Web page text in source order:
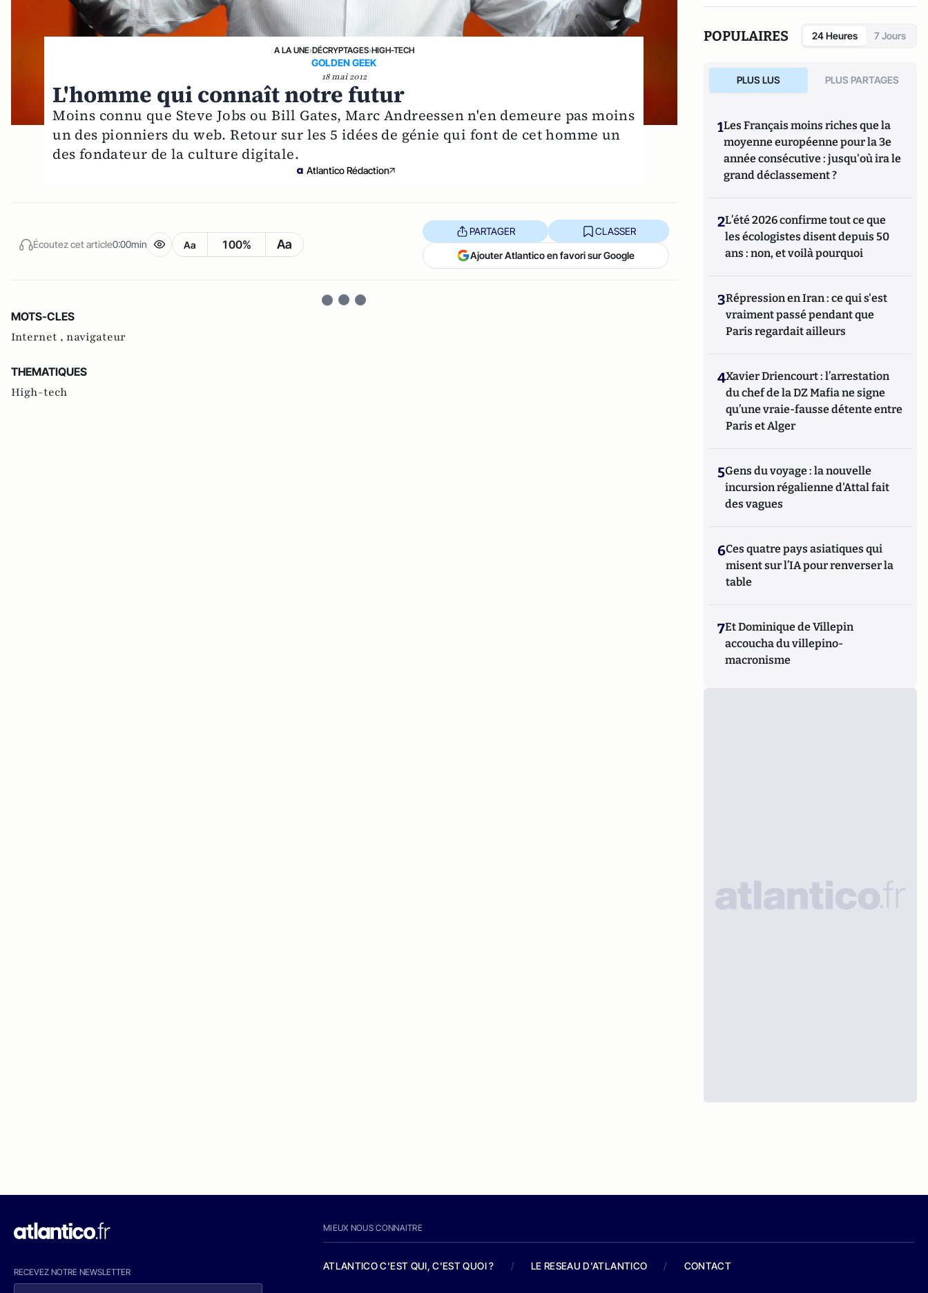
A LA UNE›DÉCRYPTAGES›HIGH-TECH
GOLDEN GEEK
18 mai 2012
L'homme qui connaît notre futur
Moins connu que Steve Jobs ou Bill Gates, Marc Andreessen n'en demeure pas moins
un des pionniers du web. Retour sur les 5 idées de génie qui font de cet homme un
des fondateur de la culture digitale.
Atlantico Rédaction
Écoutez cet article0:00min Aa 100% Aa
PARTAGER CLASSER
Ajouter Atlantico en favori sur Google
MOTS-CLES
Internet , navigateur
THEMATIQUES
High-tech
POPULAIRES 24 Heures 7 Jours
PLUS LUS PLUS PARTAGES
1Les Français moins riches que la
moyenne européenne pour la 3e
année consécutive : jusqu'où ira le
grand déclassement ?
2L’été 2026 confirme tout ce que
les écologistes disent depuis 50
ans : non, et voilà pourquoi
3Répression en Iran : ce qui s'est
vraiment passé pendant que
Paris regardait ailleurs
4Xavier Driencourt : l’arrestation
du chef de la DZ Mafia ne signe
qu’une vraie-fausse détente entre
Paris et Alger
5Gens du voyage : la nouvelle
incursion régalienne d'Attal fait
des vagues
6Ces quatre pays asiatiques qui
misent sur l’IA pour renverser la
table
7Et Dominique de Villepin
accoucha du villepino-
macronisme
RECEVEZ NOTRE NEWSLETTER
MIEUX NOUS CONNAITRE
ATLANTICO C'EST QUI, C'EST QUOI ? / LE RESEAU D'ATLANTICO / CONTACT